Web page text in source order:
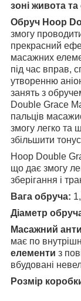
зоні живота та
Обруч Hoop
змогу
прекрасний
масажних
під час вправ,
утворенню
занять з
Double Grace
пальців
змогу легко та
збільшити тонус
Hoop Double
що дає змогу
зберігання і
Вага обруча:
Діаметр
Масажний
має по
елементи з
вбудовані
Розмір